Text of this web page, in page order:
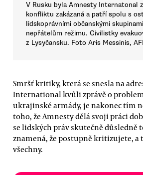
V Rusku byla Amnesty Internatonal
konfliktu zakázaná a patří spolu s
lidskoprávními občanskými
nepřátelům režimu. Civilistky
z Lysyčansku. Foto Aris Messinis,
Smršť kritiky, která se snesla na
International kvůli zprávě o
ukrajinské armády, je nakonec tím
toho, že Amnesty dělá svoji práci
se lidských práv skutečně důsledně
znamená, že postupně kritizujete, a
všechny.